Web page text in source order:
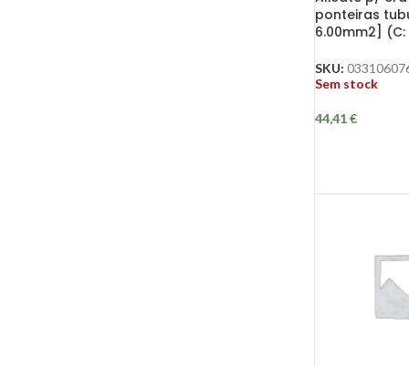
ponteiras
6.00mm2]
SKU:
Sem stock
44,41€